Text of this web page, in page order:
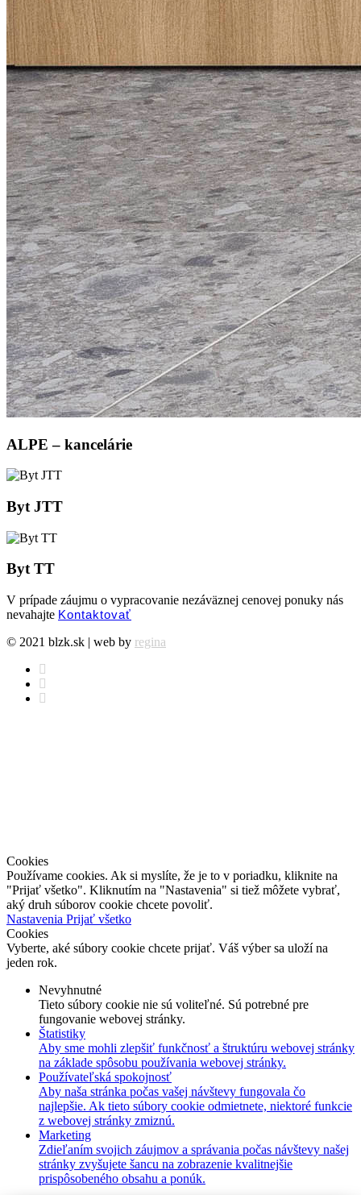
ALPE – kancelárie
Byt JTT
Byt TT
V prípade záujmu o vypracovanie nezáväznej cenovej ponuky nás
nevahajte Kontaktovať
© 2021 blzk.sk | web by regina
facebook
instagram
behance
Cookies
Používame cookies. Ak si myslíte, že je to v poriadku, kliknite na
"Prijať všetko". Kliknutím na "Nastavenia" si tiež môžete vybrať,
aký druh súborov cookie chcete povoliť.
Nastavenia Prijať všetko
Cookies
Vyberte, aké súbory cookie chcete prijať. Váš výber sa uloží na
jeden rok.
Nevyhnutné
Tieto súbory cookie nie sú voliteľné. Sú potrebné pre
fungovanie webovej stránky.
Štatistiky
Aby sme mohli zlepšiť funkčnosť a štruktúru webovej stránky
na základe spôsobu používania webovej stránky.
Používateľská spokojnosť
Aby naša stránka počas vašej návštevy fungovala čo
najlepšie. Ak tieto súbory cookie odmietnete, niektoré funkcie
z webovej stránky zmiznú.
Marketing
Zdieľaním svojich záujmov a správania počas návštevy našej
stránky zvyšujete šancu na zobrazenie kvalitnejšie
prispôsobeného obsahu a ponúk.